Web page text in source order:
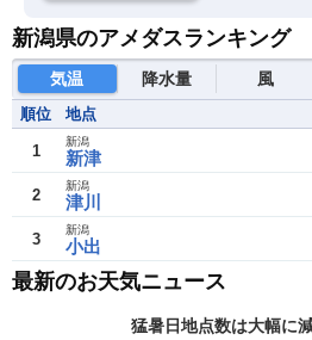
新潟県のアメダスランキング
気温 降水量 風
順位 地点
1 新津
新潟
2 津川
新潟
3 小出
新潟
最新のお天気ニュース
猛暑日地点数は大幅に